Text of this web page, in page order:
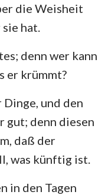
die Weisheit
hat.
denn wer kann
er krümmt?
Dinge, und den
gut; denn diesen
daß der
was künftig ist.
in den Tagen